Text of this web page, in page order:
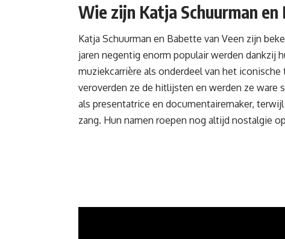
Wie zijn Katja Schuurman en
Katja Schuurman en Babette van Veen zijn
jaren negentig enorm populair werden dankzij
muziekcarrière als onderdeel van het
veroverden ze de hitlijsten en werden ze ware
als presentatrice en documentairemaker,
zang. Hun namen roepen nog altijd nostalgie